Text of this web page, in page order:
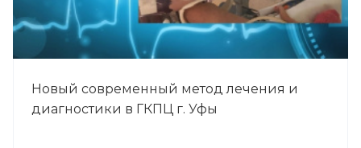
Новый современный метод лечения и
диагностики в ГКПЦ г. Уфы